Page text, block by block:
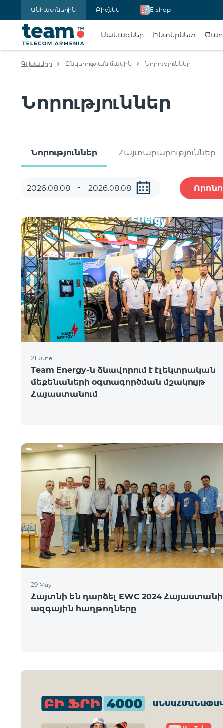
Անհատներին Բիզնես E-shop
Սակագներ Ինտերնետ
Գլխավոր Ընկերության մասին Նորություններ
Նորություններ
Նորություններ Հայտարարություններ
21 June
Team Energy-ն ձևավորում է էլեկտրական
մեքենաների օգտագործման մշակույթ
Հայաստանում
29 May
Հայտնի են դարձել EWC 2024 Հայաստանի
ազգային հաղթողները